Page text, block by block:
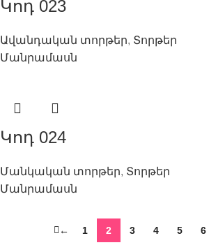
Կոդ 023
Ավանդական տորթեր, Տորթեր
Մանրամասն
Կոդ 024
Մանկական տորթեր, Տորթեր
Մանրամասն
← 1 2 3 4 5 6